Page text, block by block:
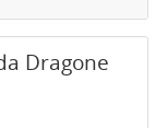
Dragone